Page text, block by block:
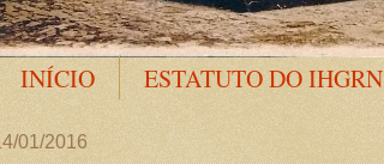
INÍCIO ESTATUTO DO IHGRN
01/2016